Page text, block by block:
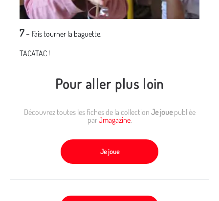
7- Fais tourner la baguette.
TACATAC !
Pour aller plus loin
Découvrez toutes les fiches de la collection Je jouepubliée
parJmagazine.
Je joue